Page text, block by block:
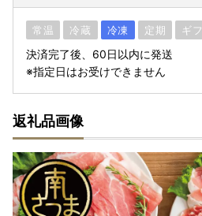
常温 冷蔵 冷凍 定期 ギ
決済完了後、60日以内に発送
※指定日はお受けできません
返礼品画像